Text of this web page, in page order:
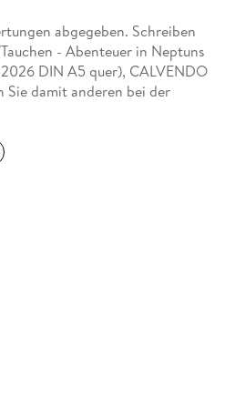
abgegeben. Schreiben
- Abenteuer in Neptuns
DIN A5 quer), CALVENDO
Sie damit anderen bei der